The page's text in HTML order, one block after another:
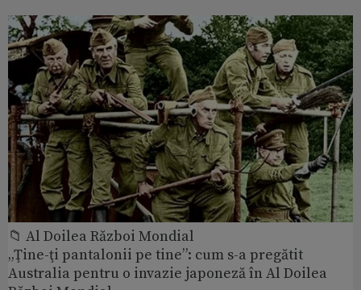
📁 Al Doilea Război Mondial
„Ţine-ţi pantalonii pe tine”: cum s-a pregătit
Australia pentru o invazie japoneză în Al Doilea